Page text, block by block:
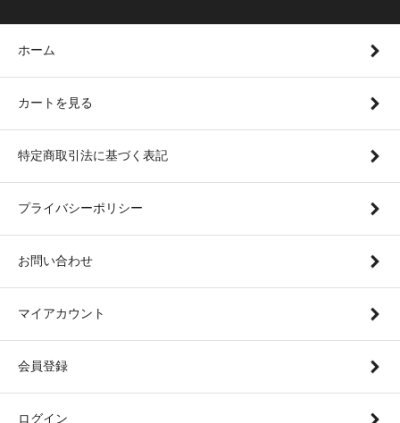
ホーム
カートを見る
特定商取引法に基づく表記
プライバシーポリシー
お問い合わせ
マイアカウント
会員登録
ログイン